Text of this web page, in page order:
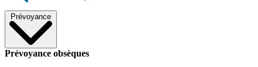
Prévoyance
Prévoyance obsèques